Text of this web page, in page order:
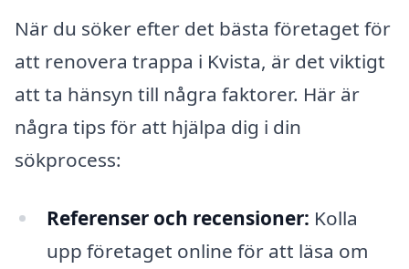
När du söker efter det bästa företaget för
att renovera trappa i Kvista, är det viktigt
att ta hänsyn till några faktorer. Här är
några tips för att hjälpa dig i din
sökprocess:
Referenser och recensioner: Kolla
upp företaget online för att läsa om